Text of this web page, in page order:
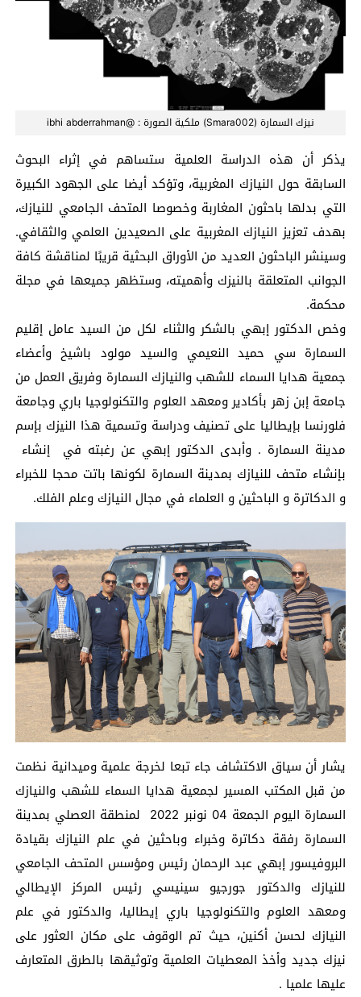
نيزك السمارة (Smara002) ملكية الصورة : @ibhi abderrahman
يذكر أن هذه الدراسة العلمية ستساهم في إثراء البحوث
السابقة حول النيازك المغربية، وتؤكد أيضا على الجهود الكبيرة
التي بدلها باحثون المغاربة وخصوصا المتحف الجامعي للنيازك،
بهدف تعزيز النيازك المغربية على الصعيدين العلمي والثقافي.
وسينشر الباحثون العديد من الأوراق البحثية قريبًا لمناقشة كافة
الجوانب المتعلقة بالنيزك وأهميته، وستظهر جميعها في مجلة
محكمة.
وخص الدكتور إبهي بالشكر والثناء لكل من السيد عامل إقليم
السمارة سي حميد النعيمي والسيد مولود باشيخ وأعضاء
جمعية هدايا السماء للشهب والنيازك السمارة وفريق العمل من
جامعة إبن زهر بأكادير ومعهد العلوم والتكنولوجيا باري وجامعة
فلورنسا بإيطاليا على تصنيف ودراسة وتسمية هذا النيزك بإسم
مدينة السمارة . وأبدى الدكتور إبهي عن رغبته في إنشاء
بإنشاء متحف للنيازك بمدينة السمارة لكونها باتت محجا للخبراء
و الدكاترة و الباحثين و العلماء في مجال النيازك وعلم الفلك.
يشار أن سياق الاكتشاف جاء تبعا لخرجة علمية وميدانية نظمت
من قبل المكتب المسير لجمعية هدايا السماء للشهب والنيازك
السمارة اليوم الجمعة 04 نونبر 2022 لمنطقة العصلي بمدينة
السمارة رفقة دكاترة وخبراء وباحثين في علم النيازك بقيادة
البروفيسور إبهي عبد الرحمان رئيس ومؤسس المتحف الجامعي
للنيازك والدكتور جورجيو سينيسي رئيس المركز الإيطالي
ومعهد العلوم والتكنولوجيا باري إيطاليا، والدكتور في علم
النيازك لحسن أكنين، حيث تم الوقوف على مكان العثور على
نيزك جديد وأخذ المعطيات العلمية وتوثيقها بالطرق المتعارف
عليها علميا .